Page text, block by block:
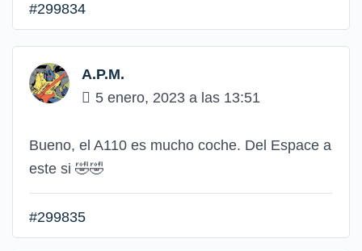
#299834
A.P.M.
5 enero, 2023 a las 13:51
Bueno, el A110 es mucho coche. Del Espace a
este si 🤣🤣
#299835